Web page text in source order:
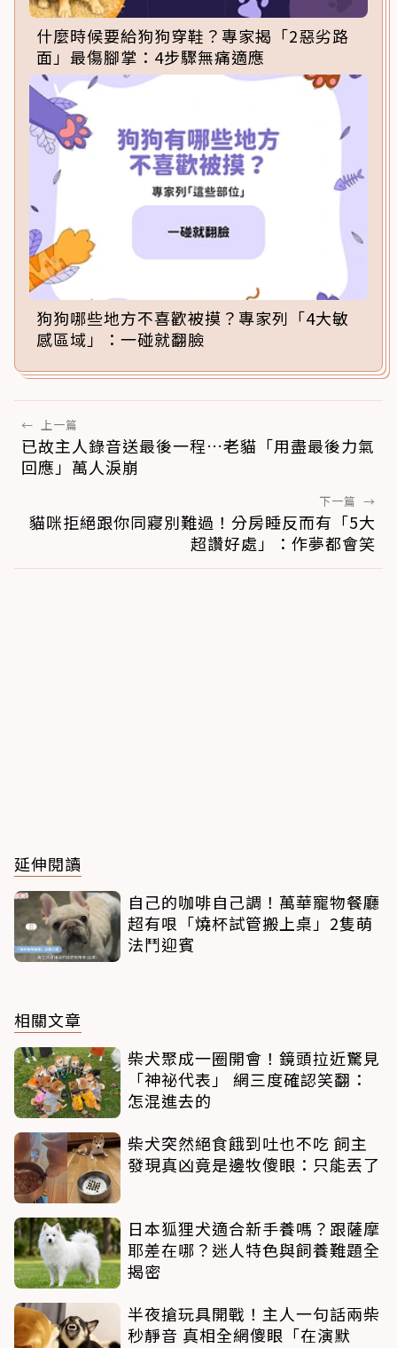
什麼時候要給狗狗穿鞋？專家揭「2惡劣路
面」最傷腳掌：4步驟無痛適應
狗狗哪些地方不喜歡被摸？專家列「4大敏
感區域」：一碰就翻臉
← 上一篇
已故主人錄音送最後一程…老貓「用盡最後力氣
回應」萬人淚崩
下一篇 →
貓咪拒絕跟你同寢別難過！分房睡反而有「5大
超讚好處」：作夢都會笑
延伸閱讀
自己的咖啡自己調！萬華寵物餐廳
超有哏「燒杯試管搬上桌」2隻萌
法鬥迎賓
相關文章
柴犬聚成一圈開會！鏡頭拉近驚見
「神祕代表」 網三度確認笑翻：
怎混進去的
柴犬突然絕食餓到吐也不吃 飼主
發現真凶竟是邊牧傻眼：只能丟了
日本狐狸犬適合新手養嗎？跟薩摩
耶差在哪？迷人特色與飼養難題全
揭密
半夜搶玩具開戰！主人一句話兩柴
秒靜音 真相全網傻眼「在演默